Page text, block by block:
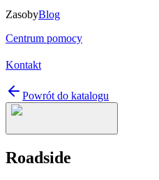
ZasobyBlog
Centrum pomocy
Kontakt
Powrót do katalogu
Roadside